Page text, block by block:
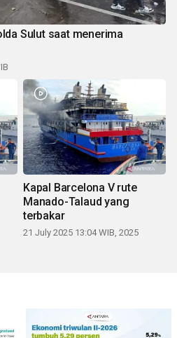
Sulut saat menerima
Kapal Barcelona V rute
Manado-Talaud yang
terbakar
21 July 2025 13:04 WIB, 2025